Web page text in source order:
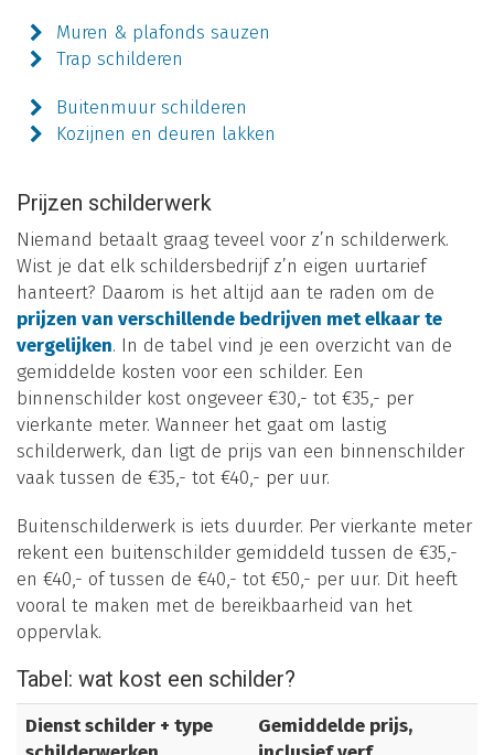
Muren & plafonds sauzen
Trap schilderen
Buitenmuur schilderen
Kozijnen en deuren lakken
Prijzen schilderwerk
Niemand betaalt graag teveel voor z’n schilderwerk.
Wist je dat elk schildersbedrijf z’n eigen uurtarief
hanteert? Daarom is het altijd aan te raden om de
prijzen van verschillende bedrijven met elkaar te
vergelijken. In de tabel vind je een overzicht van de
gemiddelde kosten voor een schilder. Een
binnenschilder kost ongeveer €30,- tot €35,- per
vierkante meter. Wanneer het gaat om lastig
schilderwerk, dan ligt de prijs van een binnenschilder
vaak tussen de €35,- tot €40,- per uur.
Buitenschilderwerk is iets duurder. Per vierkante meter
rekent een buitenschilder gemiddeld tussen de €35,-
en €40,- of tussen de €40,- tot €50,- per uur. Dit heeft
vooral te maken met de bereikbaarheid van het
oppervlak.
Tabel: wat kost een schilder?
Dienst schilder + type
Gemiddelde prijs,